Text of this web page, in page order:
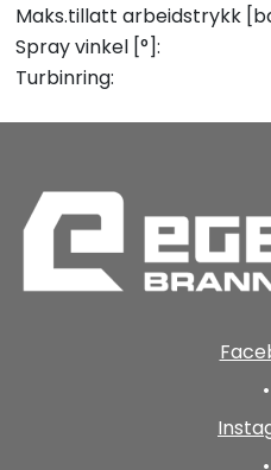
Maks.tillatt arbeidstrykk
Spray vinkel [°]:
Turbinring:
•